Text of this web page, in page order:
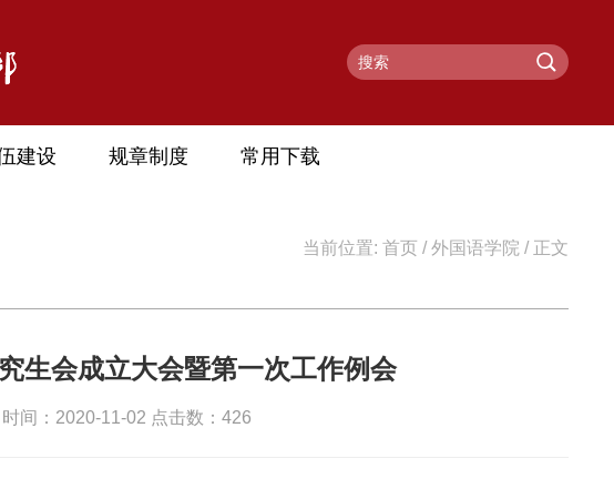
建设 规章制度 常用下载
当前位置: 首页 /外国语学院 / 正文
生会成立大会暨第一次工作例会
间：2020-11-02 点击数： 426